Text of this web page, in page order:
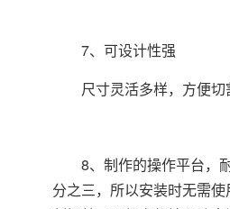
7、可设计性强
尺寸灵活多样，方便切
8、制作的操作平台，耐
分之三，所以安装时无需